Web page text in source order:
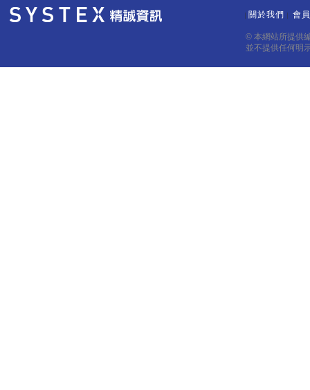
關於我們 會
© 本網站所提供
並不提供任何明